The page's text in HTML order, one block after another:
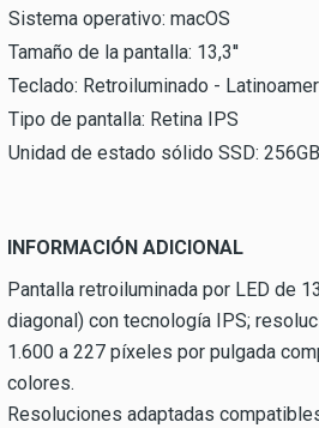
Sistema operativo: macOS
Tamaño de la pantalla: 13,3''
Teclado: Retroiluminado -
Tipo de pantalla: Retina IPS
Unidad de estado sólido SSD: 256GB
INFORMACIÓN ADICIONAL
Pantalla retroiluminada por LED de
diagonal) con tecnología IPS;
1.600 a 227 píxeles por pulgada
colores.
Resoluciones adaptadas